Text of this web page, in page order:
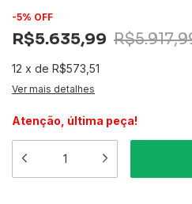
-5% OFF
R$5.635,99
12 x de R$573,51
Ver mais detalhes
Atenção, última peça!